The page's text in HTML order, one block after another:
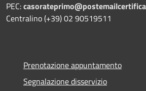
PEC:
Centralino (+39) 02 90519511
Prenotazione appuntamento
Segnalazione disservizio